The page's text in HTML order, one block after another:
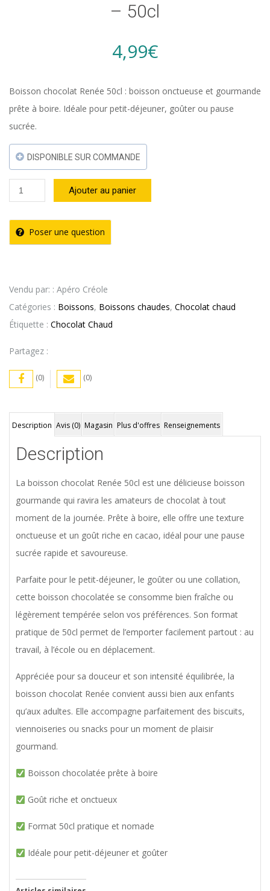
– 50cl
4,99€
Boisson chocolat Renée 50cl : boisson onctueuse et gourmande
prête à boire. Idéale pour petit-déjeuner, goûter ou pause
sucrée.
DISPONIBLE SUR COMMANDE
quantité
de
Boisson
Chocolat
RENÉE
-
50cl
Ajouter au panier
Poser une question
Vendu par: : Apéro Créole
Catégories : Boissons, Boissons chaudes, Chocolat chaud
Étiquette : Chocolat Chaud
Partagez :
(0) (0)
Description Avis (0) Magasin Plus d'offres Renseignements
Description
La boisson chocolat Renée 50cl est une délicieuse boisson
gourmande qui ravira les amateurs de chocolat à tout
moment de la journée. Prête à boire, elle offre une texture
onctueuse et un goût riche en cacao, idéal pour une pause
sucrée rapide et savoureuse.
Parfaite pour le petit-déjeuner, le goûter ou une collation,
cette boisson chocolatée se consomme bien fraîche ou
légèrement tempérée selon vos préférences. Son format
pratique de 50cl permet de l’emporter facilement partout : au
travail, à l’école ou en déplacement.
Appréciée pour sa douceur et son intensité équilibrée, la
boisson chocolat Renée convient aussi bien aux enfants
qu’aux adultes. Elle accompagne parfaitement des biscuits,
viennoiseries ou snacks pour un moment de plaisir
gourmand.
Boisson chocolatée prête à boire
Goût riche et onctueux
Format 50cl pratique et nomade
Idéale pour petit-déjeuner et goûter